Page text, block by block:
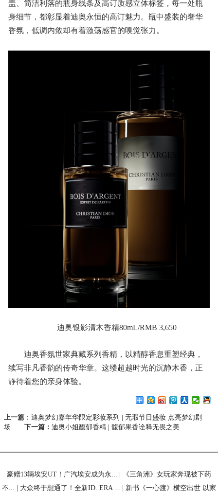
盖、简洁利落的瓶身线条及高订质感立体标签，每一处瓶
身细节，都彰显着迪奥永恒的高订魅力。瓶中盛装的奢华
香氛，低调内敛却有着激荡感官的嗅觉张力。
迪奥银影清木香精80mL/RMB 3,650
迪奥香氛世家典藏系列香精，以精醇香息重塑经典，
续写非凡香韵的传奇华章。这缕超越时光的沉静木香，正
静待着您的亲身体验。
上一篇 ： 迪奥梦幻嘉年华限定彩妆系列 | 无瑕节日盛妆 点亮梦幻剧
场
下一篇： 迪奥小姐馥郁香精 | 馥郁果香诠释无畏之美
豪赠13辆埃安UT！广汽埃安成为永...
《三角洲》女玩家奔现被下药
不...
大众终于想通了！全新ID. ERA ... 新书《一心渡》横空出世 以家